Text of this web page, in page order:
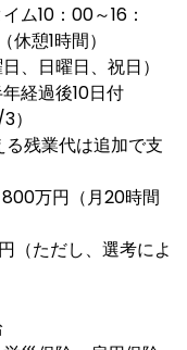
ム10：00～16：
憩1時間）
日曜日、祝日）
経過後10日付
）
残業代は追加で支
万円（月20時間
（ただし、選考によ